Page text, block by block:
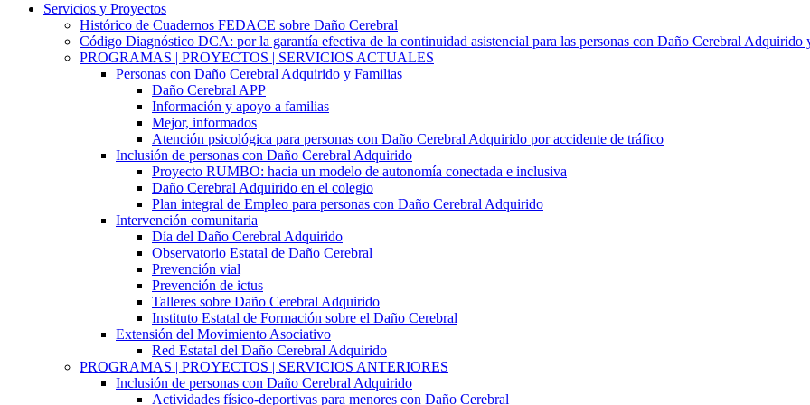
Servicios y Proyectos
Histórico de Cuadernos FEDACE sobre Daño Cerebral
Código Diagnóstico DCA: por la garantía efectiva de la continuidad asistencial para las personas con Daño Cerebral Adquirido
PROGRAMAS | PROYECTOS | SERVICIOS ACTUALES
Personas con Daño Cerebral Adquirido y Familias
Daño Cerebral APP
Información y apoyo a familias
Mejor, informados
Atención psicológica para personas con Daño Cerebral Adquirido por accidente de tráfico
Inclusión de personas con Daño Cerebral Adquirido
Proyecto RUMBO: hacia un modelo de autonomía conectada e inclusiva
Daño Cerebral Adquirido en el colegio
Plan integral de Empleo para personas con Daño Cerebral Adquirido
Intervención comunitaria
Día del Daño Cerebral Adquirido
Observatorio Estatal de Daño Cerebral
Prevención vial
Prevención de ictus
Talleres sobre Daño Cerebral Adquirido
Instituto Estatal de Formación sobre el Daño Cerebral
Extensión del Movimiento Asociativo
Red Estatal del Daño Cerebral Adquirido
PROGRAMAS | PROYECTOS | SERVICIOS ANTERIORES
Inclusión de personas con Daño Cerebral Adquirido
Actividades físico-deportivas para menores con Daño Cerebral